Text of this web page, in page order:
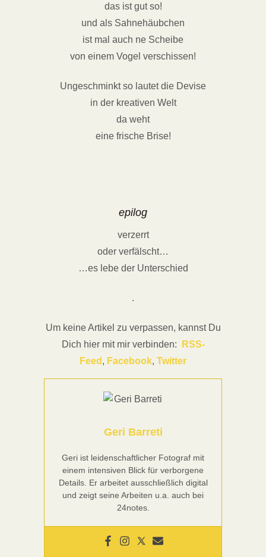
das ist gut so!
und als Sahnehäubchen
ist mal auch ne Scheibe
von einem Vogel verschissen!
Ungeschminkt so lautet die Devise
in der kreativen Welt
da weht
eine frische Brise!
epilog
verzerrt
oder verfälscht…
…es lebe der Unterschied
.
Um keine Artikel zu verpassen, kannst Du
Dich hier mit mir verbinden:
RSS-
Feed , Facebook, Twitter
Geri Barreti
Geri ist leidenschaftlicher Fotograf mit
einem intensiven Blick für verborgene
Details. Er arbeitet ausschließlich digital
und zeigt seine Arbeiten u.a. auch bei
24notes.